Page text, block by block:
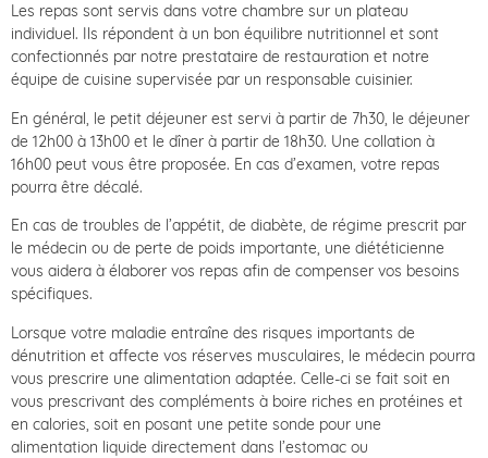
Les repas sont servis dans votre chambre sur un plateau
individuel. Ils répondent à un bon équilibre nutritionnel et sont
confectionnés par notre prestataire de restauration et notre
équipe de cuisine supervisée par un responsable cuisinier.
En général, le petit déjeuner est servi à partir de 7h30, le déjeuner
de 12h00 à 13h00 et le dîner à partir de 18h30. Une collation à
16h00 peut vous être proposée. En cas d’examen, votre repas
pourra être décalé.
En cas de troubles de l’appétit, de diabète, de régime prescrit par
le médecin ou de perte de poids importante, une diététicienne
vous aidera à élaborer vos repas afin de compenser vos besoins
spécifiques.
Lorsque votre maladie entraîne des risques importants de
dénutrition et affecte vos réserves musculaires, le médecin pourra
vous prescrire une alimentation adaptée. Celle-ci se fait soit en
vous prescrivant des compléments à boire riches en protéines et
en calories, soit en posant une petite sonde pour une
alimentation liquide directement dans l’estomac ou